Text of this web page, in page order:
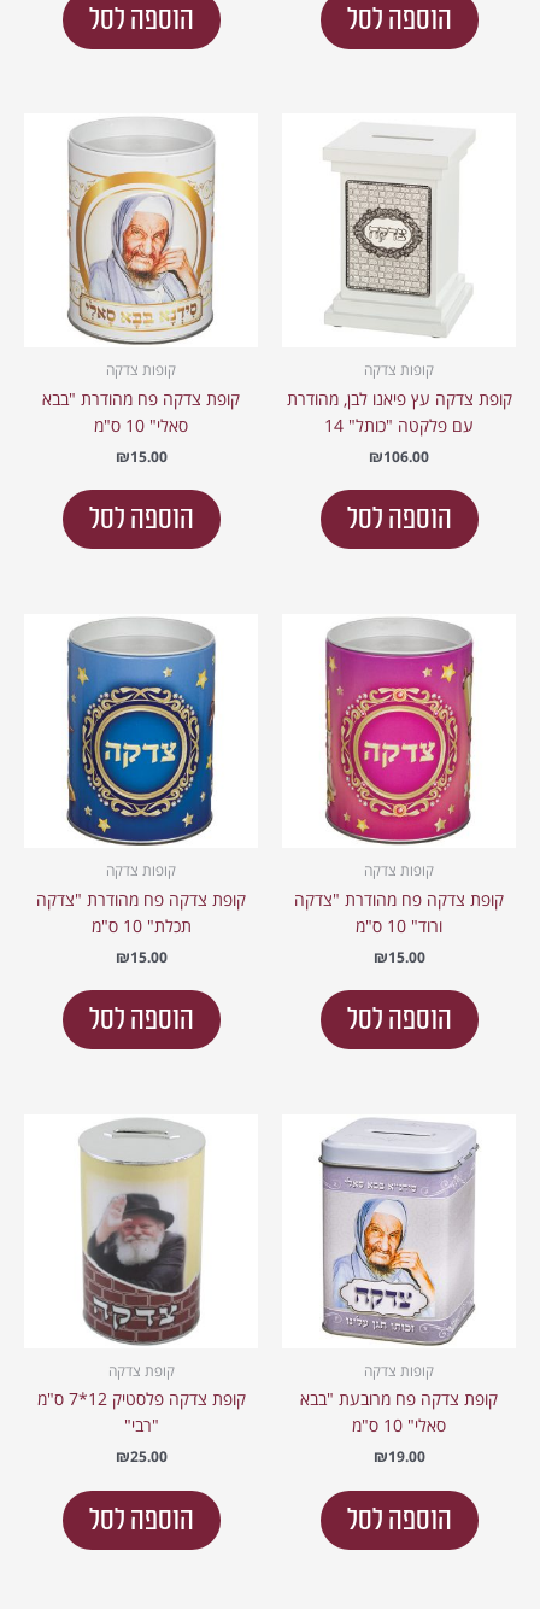
הוספה לסל הוספה לסל
קופות צדקה
קופת צדקה עץ פיאנו לבן, מהודרת
עם פלקטה "כותל" 14
₪106.00
הוספה לסל
קופות צדקה
קופת צדקה פח מהודרת "בבא
סאלי" 10 ס"מ
₪15.00
הוספה לסל
קופות צדקה
קופת צדקה פח מהודרת "צדקה
ורוד" 10 ס"מ
₪15.00
הוספה לסל
קופות צדקה
קופת צדקה פח מהודרת "צדקה
תכלת" 10 ס"מ
₪15.00
הוספה לסל
קופות צדקה
קופת צדקה פח מרובעת "בבא
סאלי" 10 ס"מ
₪19.00
הוספה לסל
קופת צדקה
קופת צדקה פלסטיק 12*7 ס"מ
"רבי"
₪25.00
הוספה לסל